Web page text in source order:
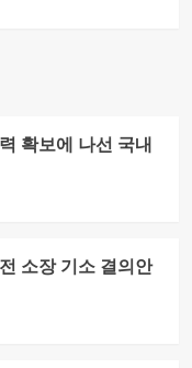
확보에 나선 국내
소장 기소 결의안